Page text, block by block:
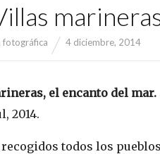
fotográfica 4 diciembre, 2014
el encanto del mar.
2014.
todos los